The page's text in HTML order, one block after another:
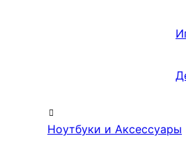
Ноутбуки и Аксессуары